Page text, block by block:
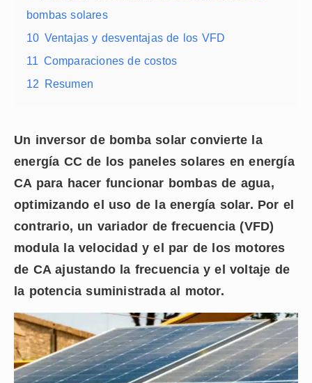
bombas solares
10 Ventajas y desventajas de los VFD
11 Comparaciones de costos
12 Resumen
Un inversor de bomba solar convierte la
energía CC de los paneles solares en energía
CA para hacer funcionar bombas de agua,
optimizando el uso de la energía solar. Por el
contrario, un variador de frecuencia (VFD)
modula la velocidad y el par de los motores
de CA ajustando la frecuencia y el voltaje de
la potencia suministrada al motor.